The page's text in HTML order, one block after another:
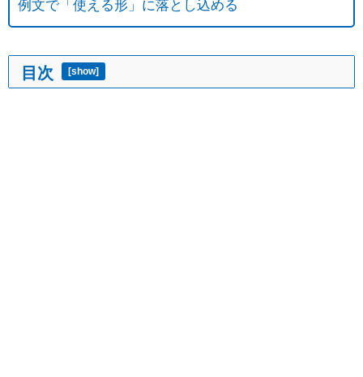
例文で「使える形」に落とし込める
目次 [show]